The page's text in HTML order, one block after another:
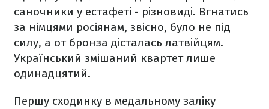
саночники у естафеті - різновиді. Вгнатись
за німцями росіянам, звісно, було не під
силу, а от бронза дісталась латвійцям.
Український змішаний квартет лише
одинадцятий.
Першу сходинку в медальному заліку